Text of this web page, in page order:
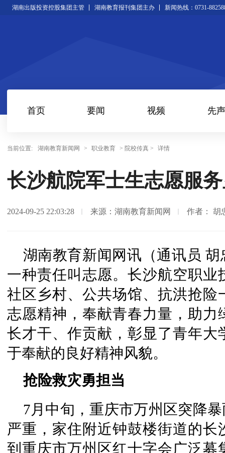
湖南出版投资控股集团主管 湖南教育报刊集团主办 新闻热线：0731-
首页 要闻 视频 先声
当前位置: 湖南教育新闻网 > 职业教育 > 院校传真 > 详情
长沙航院军士生志愿服
2024-09-25 22:03:28 来源：湖南教育新闻网 作者： 胡
湖南教育新闻网讯（通讯员
一种责任叫志愿。长沙航空职
社区乡村、公共场馆、抗洪抢
志愿精神，奉献青春力量，助
长才干、作贡献，彰显了青年
于奉献的良好精神风貌。
抢险救灾勇担当
7月中旬，重庆市万州区突降
严重，家住附近钟鼓楼街道的
到重庆市万州区红十字会广泛